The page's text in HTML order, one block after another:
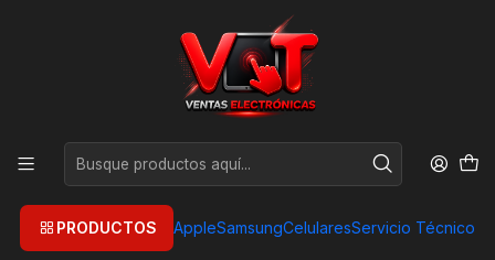
PRODUCTOS AppleSamsungCelularesServicio Técnico